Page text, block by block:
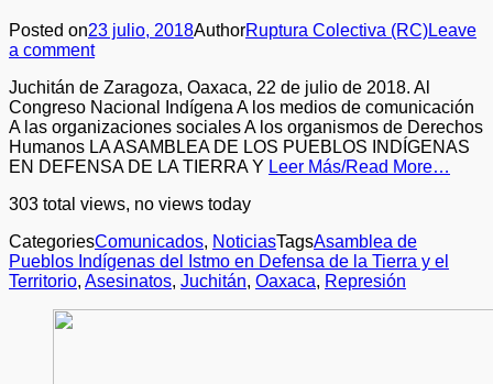
Posted on23 julio, 2018AuthorRuptura Colectiva (RC)Leave
a comment
Juchitán de Zaragoza, Oaxaca, 22 de julio de 2018. Al
Congreso Nacional Indígena A los medios de comunicación
A las organizaciones sociales A los organismos de Derechos
Humanos LA ASAMBLEA DE LOS PUEBLOS INDÍGENAS
EN DEFENSA DE LA TIERRA Y Leer Más/Read More…
303 total views, no views today
CategoriesComunicados, NoticiasTagsAsamblea de
Pueblos Indígenas del Istmo en Defensa de la Tierra y el
Territorio, Asesinatos, Juchitán, Oaxaca, Represión